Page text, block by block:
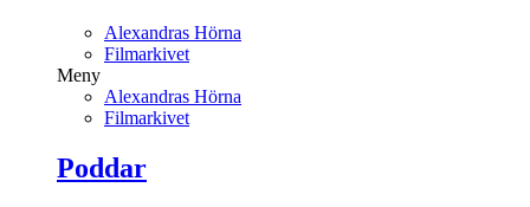
Alexandras Hörna
Filmarkivet
Meny
Alexandras Hörna
Filmarkivet
Poddar